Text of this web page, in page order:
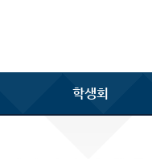
학생회